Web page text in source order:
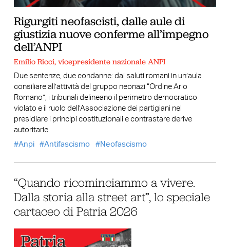
Rigurgiti neofascisti, dalle aule di
giustizia nuove conferme all’impegno
dell’ANPI
Emilio Ricci, vicepresidente nazionale ANPI
Due sentenze, due condanne: dai saluti romani in un’aula
consiliare all’attività del gruppo neonazi “Ordine Ario
Romano”, i tribunali delineano il perimetro democratico
violato e il ruolo dell’Associazione dei partigiani nel
presidiare i principi costituzionali e contrastare derive
autoritarie
Anpi
Antifascismo Neofascismo
“Quando ricominciammo a vivere.
Dalla storia alla street art”, lo speciale
cartaceo di Patria 2026